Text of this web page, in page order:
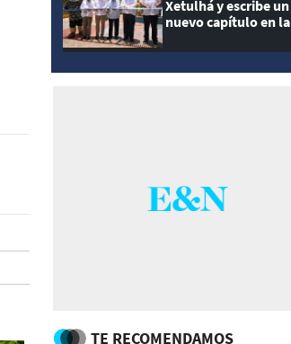
Xetulhá y escribe un
nuevo capítulo en la
recreación de
Guatemala
TE RECOMENDAMOS